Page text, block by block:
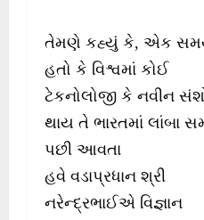
તેમણે કહ્યું કે, એક
હતો કે વિશ્વમાં કોઈ
ટેકનોલોજી કે નવીન
થાય તે ભારતમાં લાંબા
પછી આવતા
હવે વડાપ્રધાન શ્રી
નરેન્દ્રભાઈએ વિજ્ઞાન